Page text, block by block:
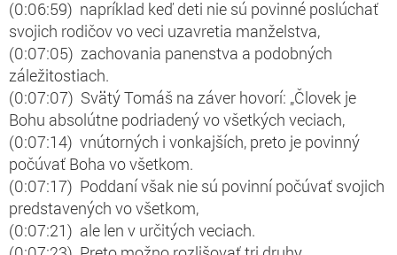
(0:06:59) napríklad keď deti nie sú povinné poslúchať
svojich rodičov vo veci uzavretia manželstva,
(0:07:05) zachovania panenstva a podobných
záležitostiach.
(0:07:07) Svätý Tomáš na záver hovorí: „Človek je
Bohu absolútne podriadený vo všetkých veciach,
(0:07:14) vnútorných i vonkajších, preto je povinný
počúvať Boha vo všetkom.
(0:07:17) Poddaní však nie sú povinní počúvať svojich
predstavených vo všetkom,
(0:07:21) ale len v určitých veciach.